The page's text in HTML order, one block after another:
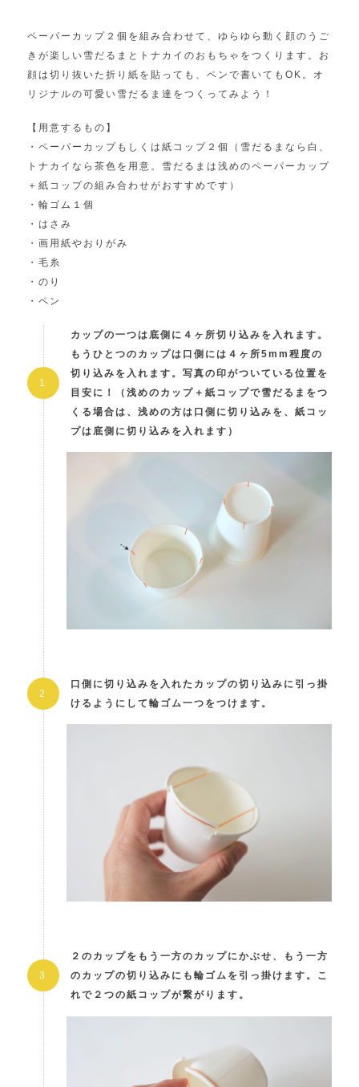
ペーパーカップ２個を組み合わせて、ゆらゆら動く顔のうご
きが楽しい雪だるまとトナカイのおもちゃをつくります。お
顔は切り抜いた折り紙を貼っても、ペンで書いてもOK。オ
リジナルの可愛い雪だるま達をつくってみよう！
【用意するもの】
・ペーパーカップもしくは紙コップ２個（雪だるまなら白、
トナカイなら茶色を用意。雪だるまは浅めのペーパーカップ
＋紙コップの組み合わせがおすすめです）
・輪ゴム１個
・はさみ
・画用紙やおりがみ
・毛糸
・のり
・ペン
カップの一つは底側に４ヶ所切り込みを入れます。
もうひとつのカップは口側には４ヶ所5mm程度の
切り込みを入れます。写真の印がついている位置を
目安に！（浅めのカップ＋紙コップで雪だるまをつ
くる場合は、浅めの方は口側に切り込みを、紙コッ
プは底側に切り込みを入れます）
口側に切り込みを入れたカップの切り込みに引っ掛
けるようにして輪ゴム一つをつけます。
２のカップをもう一方のカップにかぶせ、もう一方
のカップの切り込みにも輪ゴムを引っ掛けます。こ
れで２つの紙コップが繋がります。